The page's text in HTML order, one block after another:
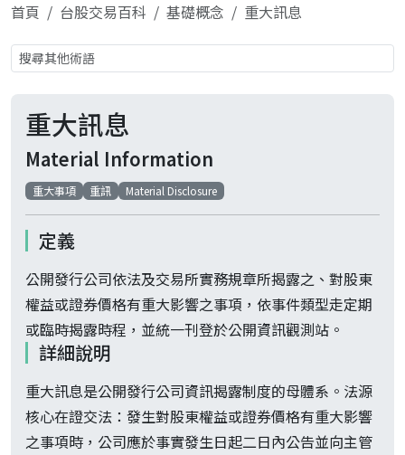
首頁 台股交易百科 基礎概念 重大訊息
重大訊息
Material Information
重大事項 重訊 Material Disclosure
定義
公開發行公司依法及交易所實務規章所揭露之、對股東
權益或證券價格有重大影響之事項，依事件類型走定期
或臨時揭露時程，並統一刊登於公開資訊觀測站。
詳細說明
重大訊息是公開發行公司資訊揭露制度的母體系。法源
核心在證交法：發生對股東權益或證券價格有重大影響
之事項時，公司應於事實發生日起二日內公告並向主管